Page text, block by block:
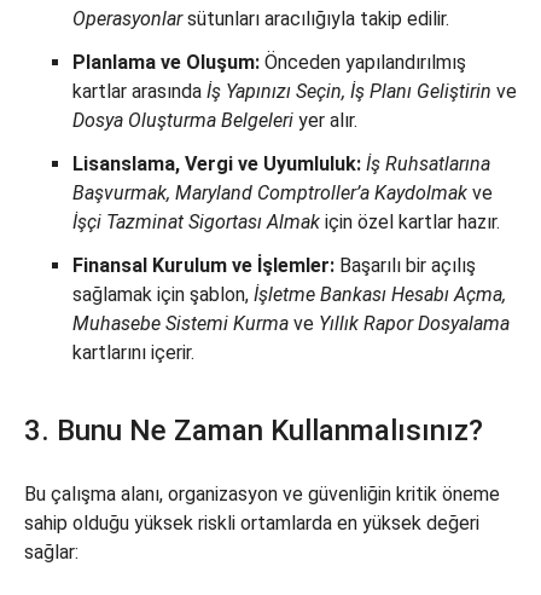
Operasyonlarsütunları aracılığıyla takip edilir.
Planlama ve Oluşum: Önceden yapılandırılmış
kartlar arasında İş Yapınızı Seçin, İş Planı Geliştirin ve
Dosya Oluşturma Belgeleri yer alır.
Lisanslama, Vergi ve Uyumluluk: İş Ruhsatlarına
Başvurmak, Maryland Comptroller’a Kaydolmak ve
İşçi Tazminat Sigortası Almak için özel kartlar hazır.
Finansal Kurulum ve İşlemler: Başarılı bir açılış
sağlamak için şablon, İşletme Bankası Hesabı Açma,
Muhasebe Sistemi Kurma ve Yıllık Rapor Dosyalama
kartlarını içerir.
3. Bunu Ne Zaman Kullanmalısınız?
Bu çalışma alanı, organizasyon ve güvenliğin kritik öneme
sahip olduğu yüksek riskli ortamlarda en yüksek değeri
sağlar: